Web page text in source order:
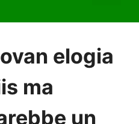
elogia
ma
un